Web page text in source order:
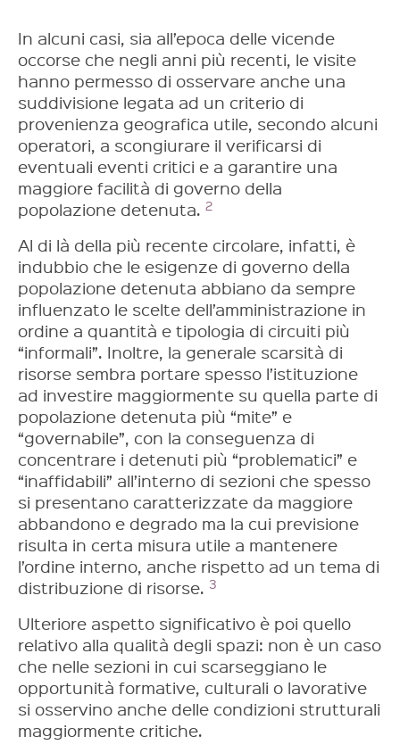
In alcuni casi, sia all’epoca delle vicende
occorse che negli anni più recenti, le visite
hanno permesso di osservare anche una
suddivisione legata ad un criterio di
provenienza geografica utile, secondo alcuni
operatori, a scongiurare il verificarsi di
eventuali eventi critici e a garantire una
maggiore facilità di governo della
popolazione detenuta. 2
Al di là della più recente circolare, infatti, è
indubbio che le esigenze di governo della
popolazione detenuta abbiano da sempre
influenzato le scelte dell’amministrazione in
ordine a quantità e tipologia di circuiti più
“informali”. Inoltre, la generale scarsità di
risorse sembra portare spesso l’istituzione
ad investire maggiormente su quella parte di
popolazione detenuta più “mite” e
“governabile”, con la conseguenza di
concentrare i detenuti più “problematici” e
“inaffidabili” all’interno di sezioni che spesso
si presentano caratterizzate da maggiore
abbandono e degrado ma la cui previsione
risulta in certa misura utile a mantenere
l’ordine interno, anche rispetto ad un tema di
distribuzione di risorse. 3
Ulteriore aspetto significativo è poi quello
relativo alla qualità degli spazi: non è un caso
che nelle sezioni in cui scarseggiano le
opportunità formative, culturali o lavorative
si osservino anche delle condizioni strutturali
maggiormente critiche.